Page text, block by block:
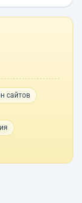
сайтов